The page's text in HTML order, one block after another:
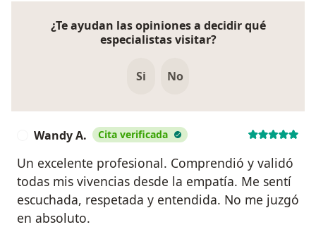
¿Te ayudan las opiniones a decidir qué
especialistas visitar?
Si No
Wandy A. Cita verificada
Un excelente profesional. Comprendió y validó
todas mis vivencias desde la empatía. Me sentí
escuchada, respetada y entendida. No me juzgó
en absoluto.